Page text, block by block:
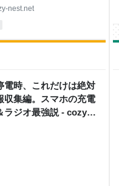
nest.net
電時、これだけは絶対
収集編。スマホの充電
ラジオ最強説 - cozy-